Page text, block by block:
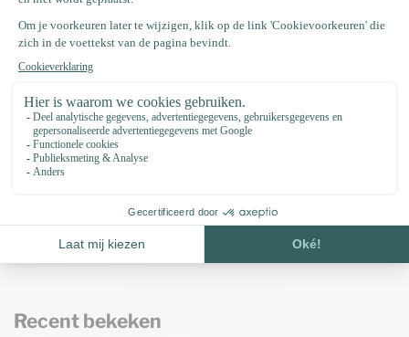
Paracord naald 7,7CM Type III
Op voorraad
€3,49
Kunststof buckle steeksluiting
20MM Zwart
Op voorraad
€0,75
gram (±35 stuks)
Recent bekeken